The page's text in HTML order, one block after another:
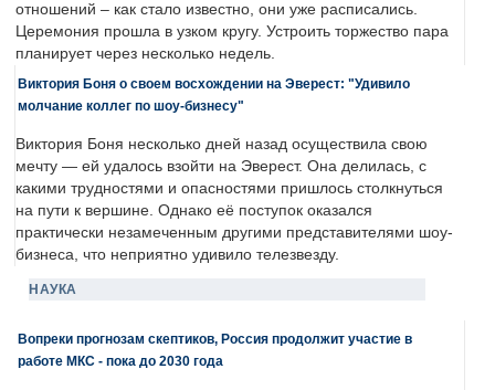
отношений – как стало известно, они уже расписались.
Церемония прошла в узком кругу. Устроить торжество пара
планирует через несколько недель.
Виктория Боня о своем восхождении на Эверест: "Удивило
молчание коллег по шоу-бизнесу"
Виктория Боня несколько дней назад осуществила свою
мечту — ей удалось взойти на Эверест. Она делилась, с
какими трудностями и опасностями пришлось столкнуться
на пути к вершине. Однако её поступок оказался
практически незамеченным другими представителями шоу-
бизнеса, что неприятно удивило телезвезду.
НАУКА
Вопреки прогнозам скептиков, Россия продолжит участие в
работе МКС - пока до 2030 года